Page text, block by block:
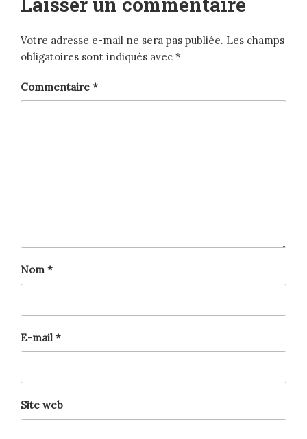
Votre adresse e-mail ne sera pas publiée. Les champs
obligatoires sont indiqués avec *
Commentaire *
Nom *
E-mail *
Site web